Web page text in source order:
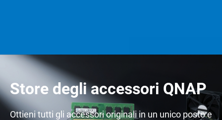
Store degli accessori QNAP
Ottieni tutti gli accessori originali in un unico posto e